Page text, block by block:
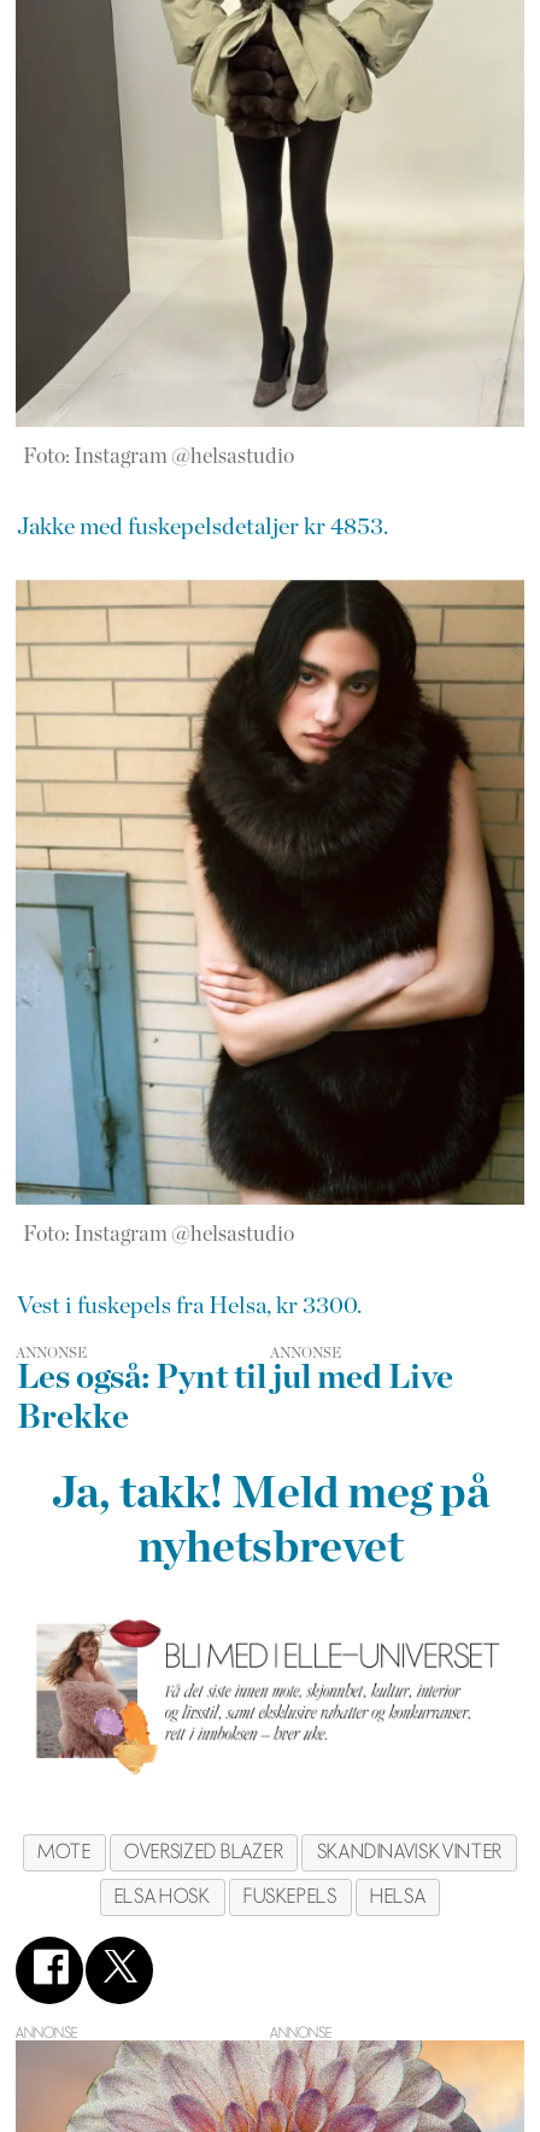
Foto: Instagram @helsastudio
Jakke med fuskepelsdetaljer kr 4853.
Foto: Instagram @helsastudio
Vest i fuskepels fra Helsa, kr 3300.
ANNONSE
Les også: Pynt til jul med Live
Brekke
Ja, takk! Meld meg på
nyhetsbrevet
MOTE OVERSIZED BLAZER
SKANDINAVISK VINTER
ELSA HOSK
FUSKEPELS HELSA
ANNONSE